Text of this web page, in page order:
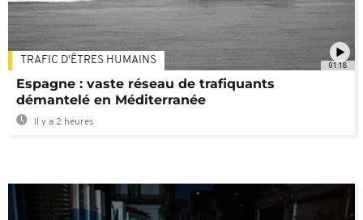
01:18
TRAFIC D'ÊTRES HUMAINS
Espagne : vaste réseau de trafiquants
démantelé en Méditerranée
Il y a 2 heures